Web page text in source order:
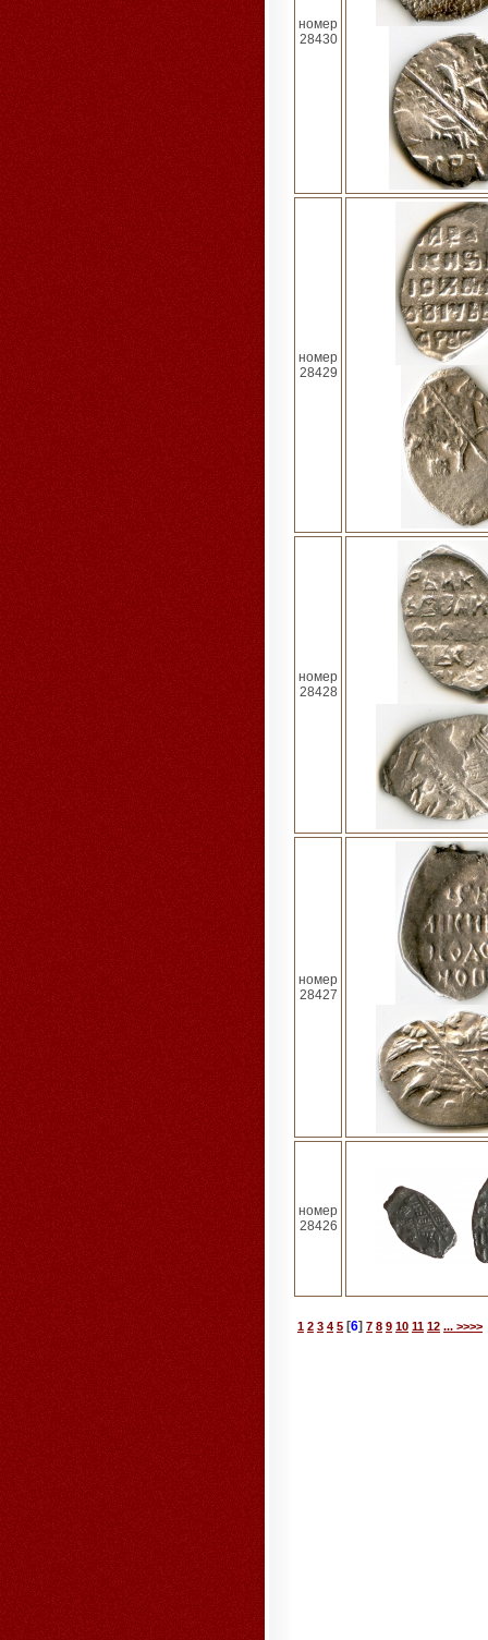
номер
28430
номер
28429
номер
28428
номер
28427
номер
28426
1 2 3 4 5 [6] 7 8 9 10 11 12 ... >>>>